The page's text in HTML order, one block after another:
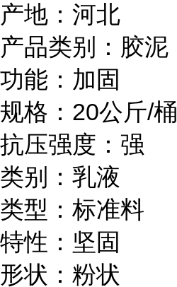
产地：河北
产品类别：胶泥
功能：加固
规格：20公斤/桶
抗压强度：强
类别：乳液
类型：标准料
特性：坚固
形状：粉状